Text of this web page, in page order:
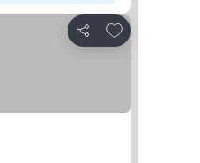
Teilen
Zu Favoriten